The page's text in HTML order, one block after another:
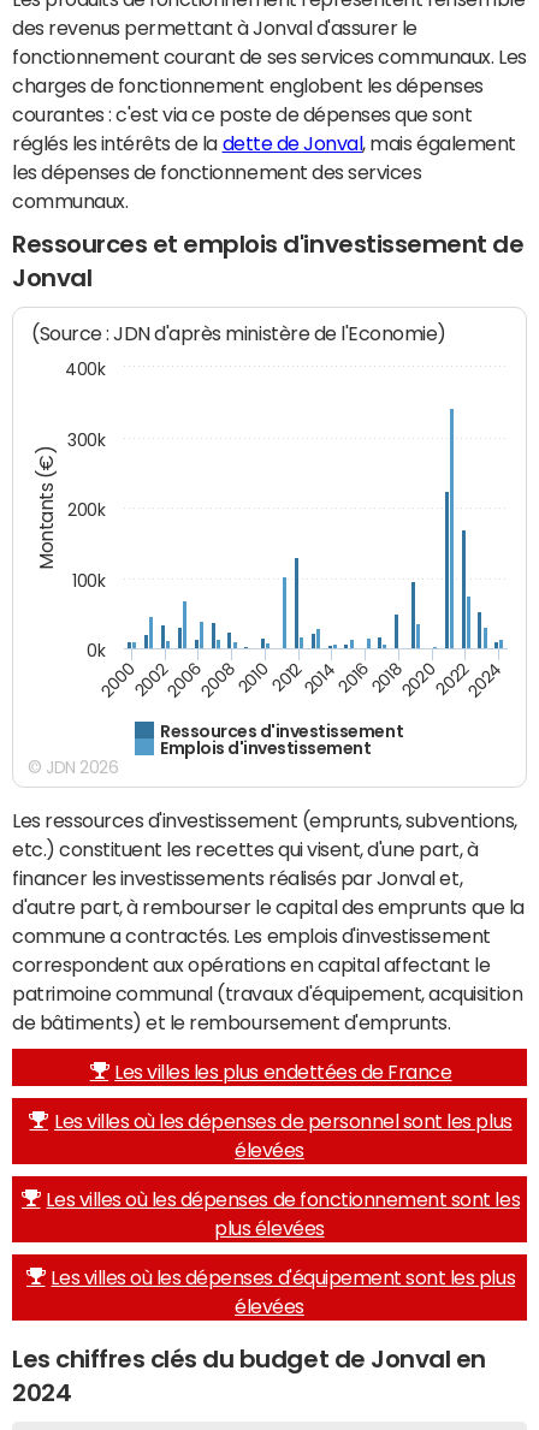
des revenus permettant à Jonval d'assurer le
fonctionnement courant de ses services communaux. Les
charges de fonctionnement englobent les dépenses
courantes : c'est via ce poste de dépenses que sont
réglés les intérêts de la dette de Jonval, mais également
les dépenses de fonctionnement des services
communaux.
Ressources et emplois d'investissement de
Jonval
Montants (€)
(Source : JDN d'après ministère de l'Economie)
Ressources d'investissement
Emplois d'investissement
200020022006200820102012201420162018202020222024
0k
100k
200k
300k
400k
© JDN 2026
Les ressources d'investissement (emprunts, subventions,
etc.) constituent les recettes qui visent, d'une part, à
financer les investissements réalisés par Jonval et,
d'autre part, à rembourser le capital des emprunts que la
commune a contractés. Les emplois d'investissement
correspondent aux opérations en capital affectant le
patrimoine communal (travaux d'équipement, acquisition
de bâtiments) et le remboursement d'emprunts.
Les villes les plus endettées de France
Les villes où les dépenses de personnel sont les plus
élevées
Les villes où les dépenses de fonctionnement sont les
plus élevées
Les villes où les dépenses d'équipement sont les plus
élevées
Les chiffres clés du budget de Jonval en
2024